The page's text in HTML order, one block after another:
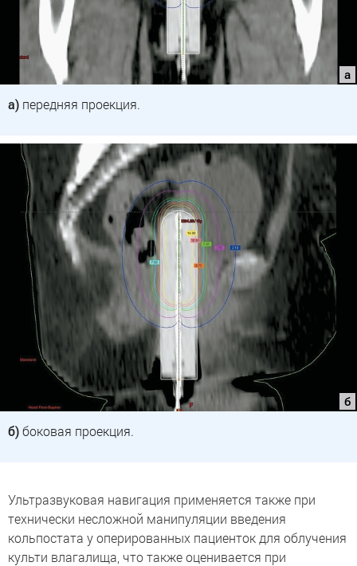
а) передняя проекция.
б)боковая проекция.
Ультразвуковая навигация применяется также при
технически несложной манипуляции введения
кольпостата у оперированных пациенток для облучения
культи влагалища, что также оценивается при